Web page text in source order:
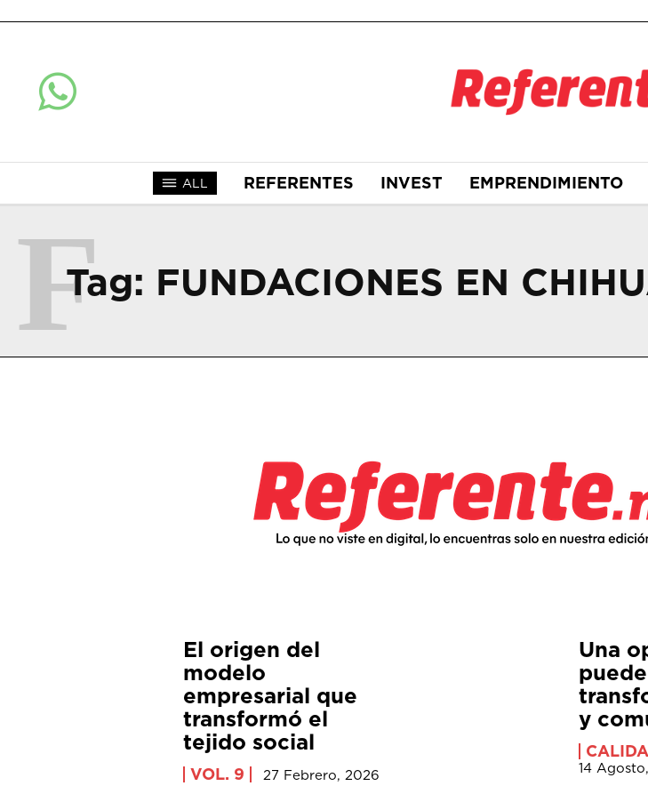
ALL REFERENTES INVEST EMPRENDIMIENTO
Tag: FUNDACIONES EN
F
El origen del
modelo
empresarial que
transformó el
tejido social
VOL. 9 27 Febrero, 2026
Una
puede
y
14